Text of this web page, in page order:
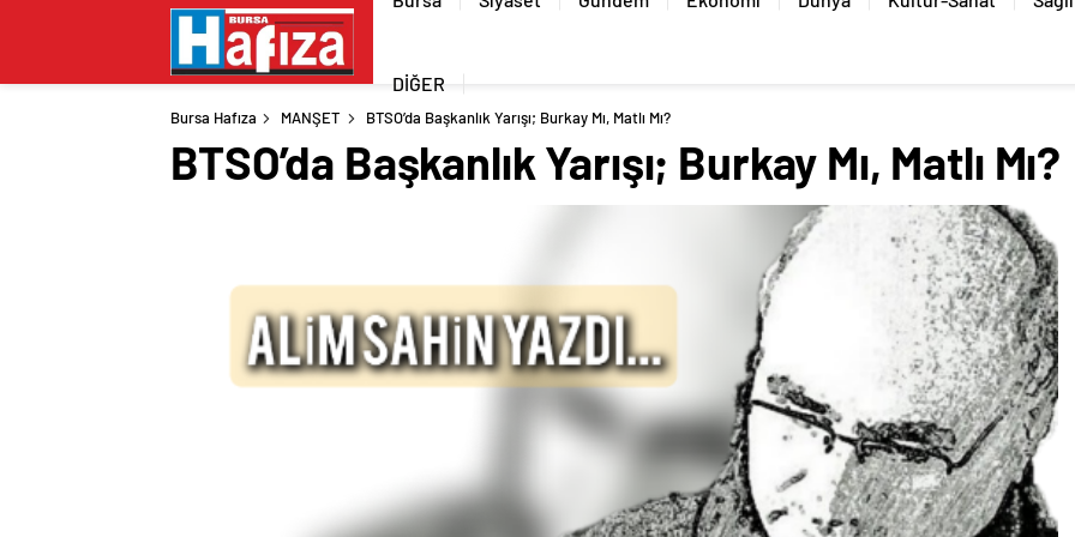
DİĞER
Bursa Hafıza MANŞET BTSO’da Başkanlık Yarışı; Burkay Mı, Matlı Mı?
BTSO’da Başkanlık Yarışı; Burkay Mı, Matlı Mı?